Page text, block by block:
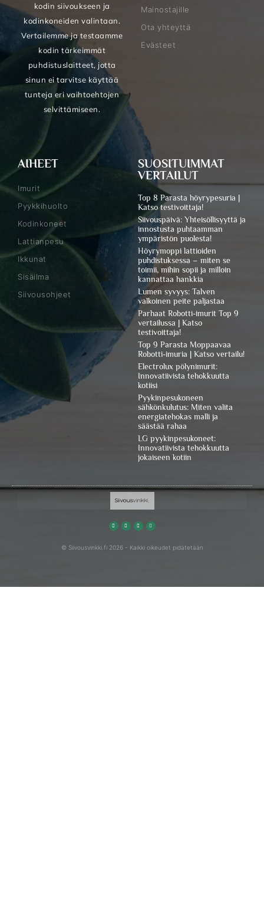
kodin siivoukseen ja
kodinkoneiden valintaan.
Vertailemme ja testaamme
kodin tärkeimmät
puhdistuslaitteet, jotta
sinun ei tarvitse käyttää
tunteja eri vaihtoehtojen
selvittämiseen.
Mainostajille
Ota yhteyttä
Evästeet
AIHEET
Imurit
Pyykkihuolto
Kodinkoneet
Lattianpesu
Ikkunat
Sisäilma
Siivousohjeet
SUOSITUIMMAT
VERTAILUT
Top 8 Parasta höyrypesuria |
Katso testivoittaja!
Siivouspäivä: Yhteisöllisyyttä ja
innostusta puhtaamman
ympäristön puolesta!
Höyrymoppi lattioiden
puhdistuksessa – miten se
toimii, mihin sopii ja milloin
kannattaa hankkia
Lumen syvyys: Talven
valkoinen peite paljastaa
Parhaat Robotti-imurit Top 9
vertailussa | Katso
testivoittaja!
Top 9 Parasta Moppaavaa
Robotti-imuria | Katso vertailu!
Electrolux pölynimurit:
Innovatiivista tehokkuutta
kotiisi
Pyykinpesukoneen
sähkönkulutus: Miten valita
energiatehokas malli ja
säästää rahaa
LG pyykinpesukoneet:
Innovatiivista tehokkuutta
jokaiseen kotiin
© Siivousvinkki.fi 2026 - Kaikki oikeudet pidätetään